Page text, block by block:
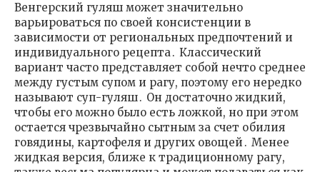
Венгерский гуляш может значительно
варьироваться по своей консистенции в
зависимости от региональных предпочтений и
индивидуального рецепта․ Классический
вариант часто представляет собой нечто среднее
между густым супом и рагу, поэтому его нередко
называют суп-гуляш․ Он достаточно жидкий,
чтобы его можно было есть ложкой, но при этом
остается чрезвычайно сытным за счет обилия
говядины, картофеля и других овощей․ Менее
жидкая версия, ближе к традиционному рагу,